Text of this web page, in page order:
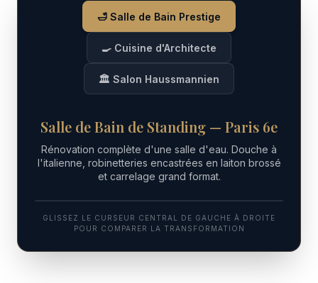
🛁 Salle de Bain Prestige
🍳 Cuisine d'Architecte
🏛️ Salon Haussmannien
Salle de Bain de Standing — Paris 6e
Rénovation complète d'une salle d'eau. Douche à
l'italienne, robinetteries encastrées en laiton brossé
et carrelage grand format.
EN COURS / BRUT
LIVRÉ UPOQ ⭐️
↔
GLISSEZ LE CURSEUR CENTRAL DE GAUCHE À DROITE
POUR COMPARER LA TRANSFORMATION